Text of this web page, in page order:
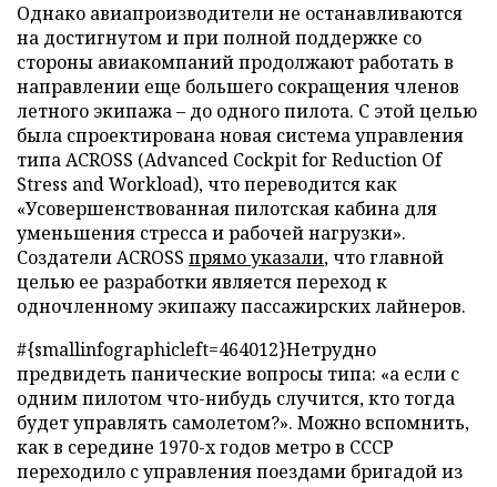
Однако авиапроизводители не останавливаются
на достигнутом и при полной поддержке со
стороны авиакомпаний продолжают работать в
направлении еще большего сокращения членов
летного экипажа – до одного пилота. С этой целью
была спроектирована новая система управления
типа ACROSS (Advanced Cockpit for Reduction Of
Stress and Workload), что переводится как
«Усовершенствованная пилотская кабина для
уменьшения стресса и рабочей нагрузки».
Создатели ACROSS прямо указали, что главной
целью ее разработки является переход к
одночленному экипажу пассажирских лайнеров.
#{smallinfographicleft=464012}Нетрудно
предвидеть панические вопросы типа: «а если с
одним пилотом что-нибудь случится, кто тогда
будет управлять самолетом?». Можно вспомнить,
как в середине 1970-х годов метро в СССР
переходило с управления поездами бригадой из